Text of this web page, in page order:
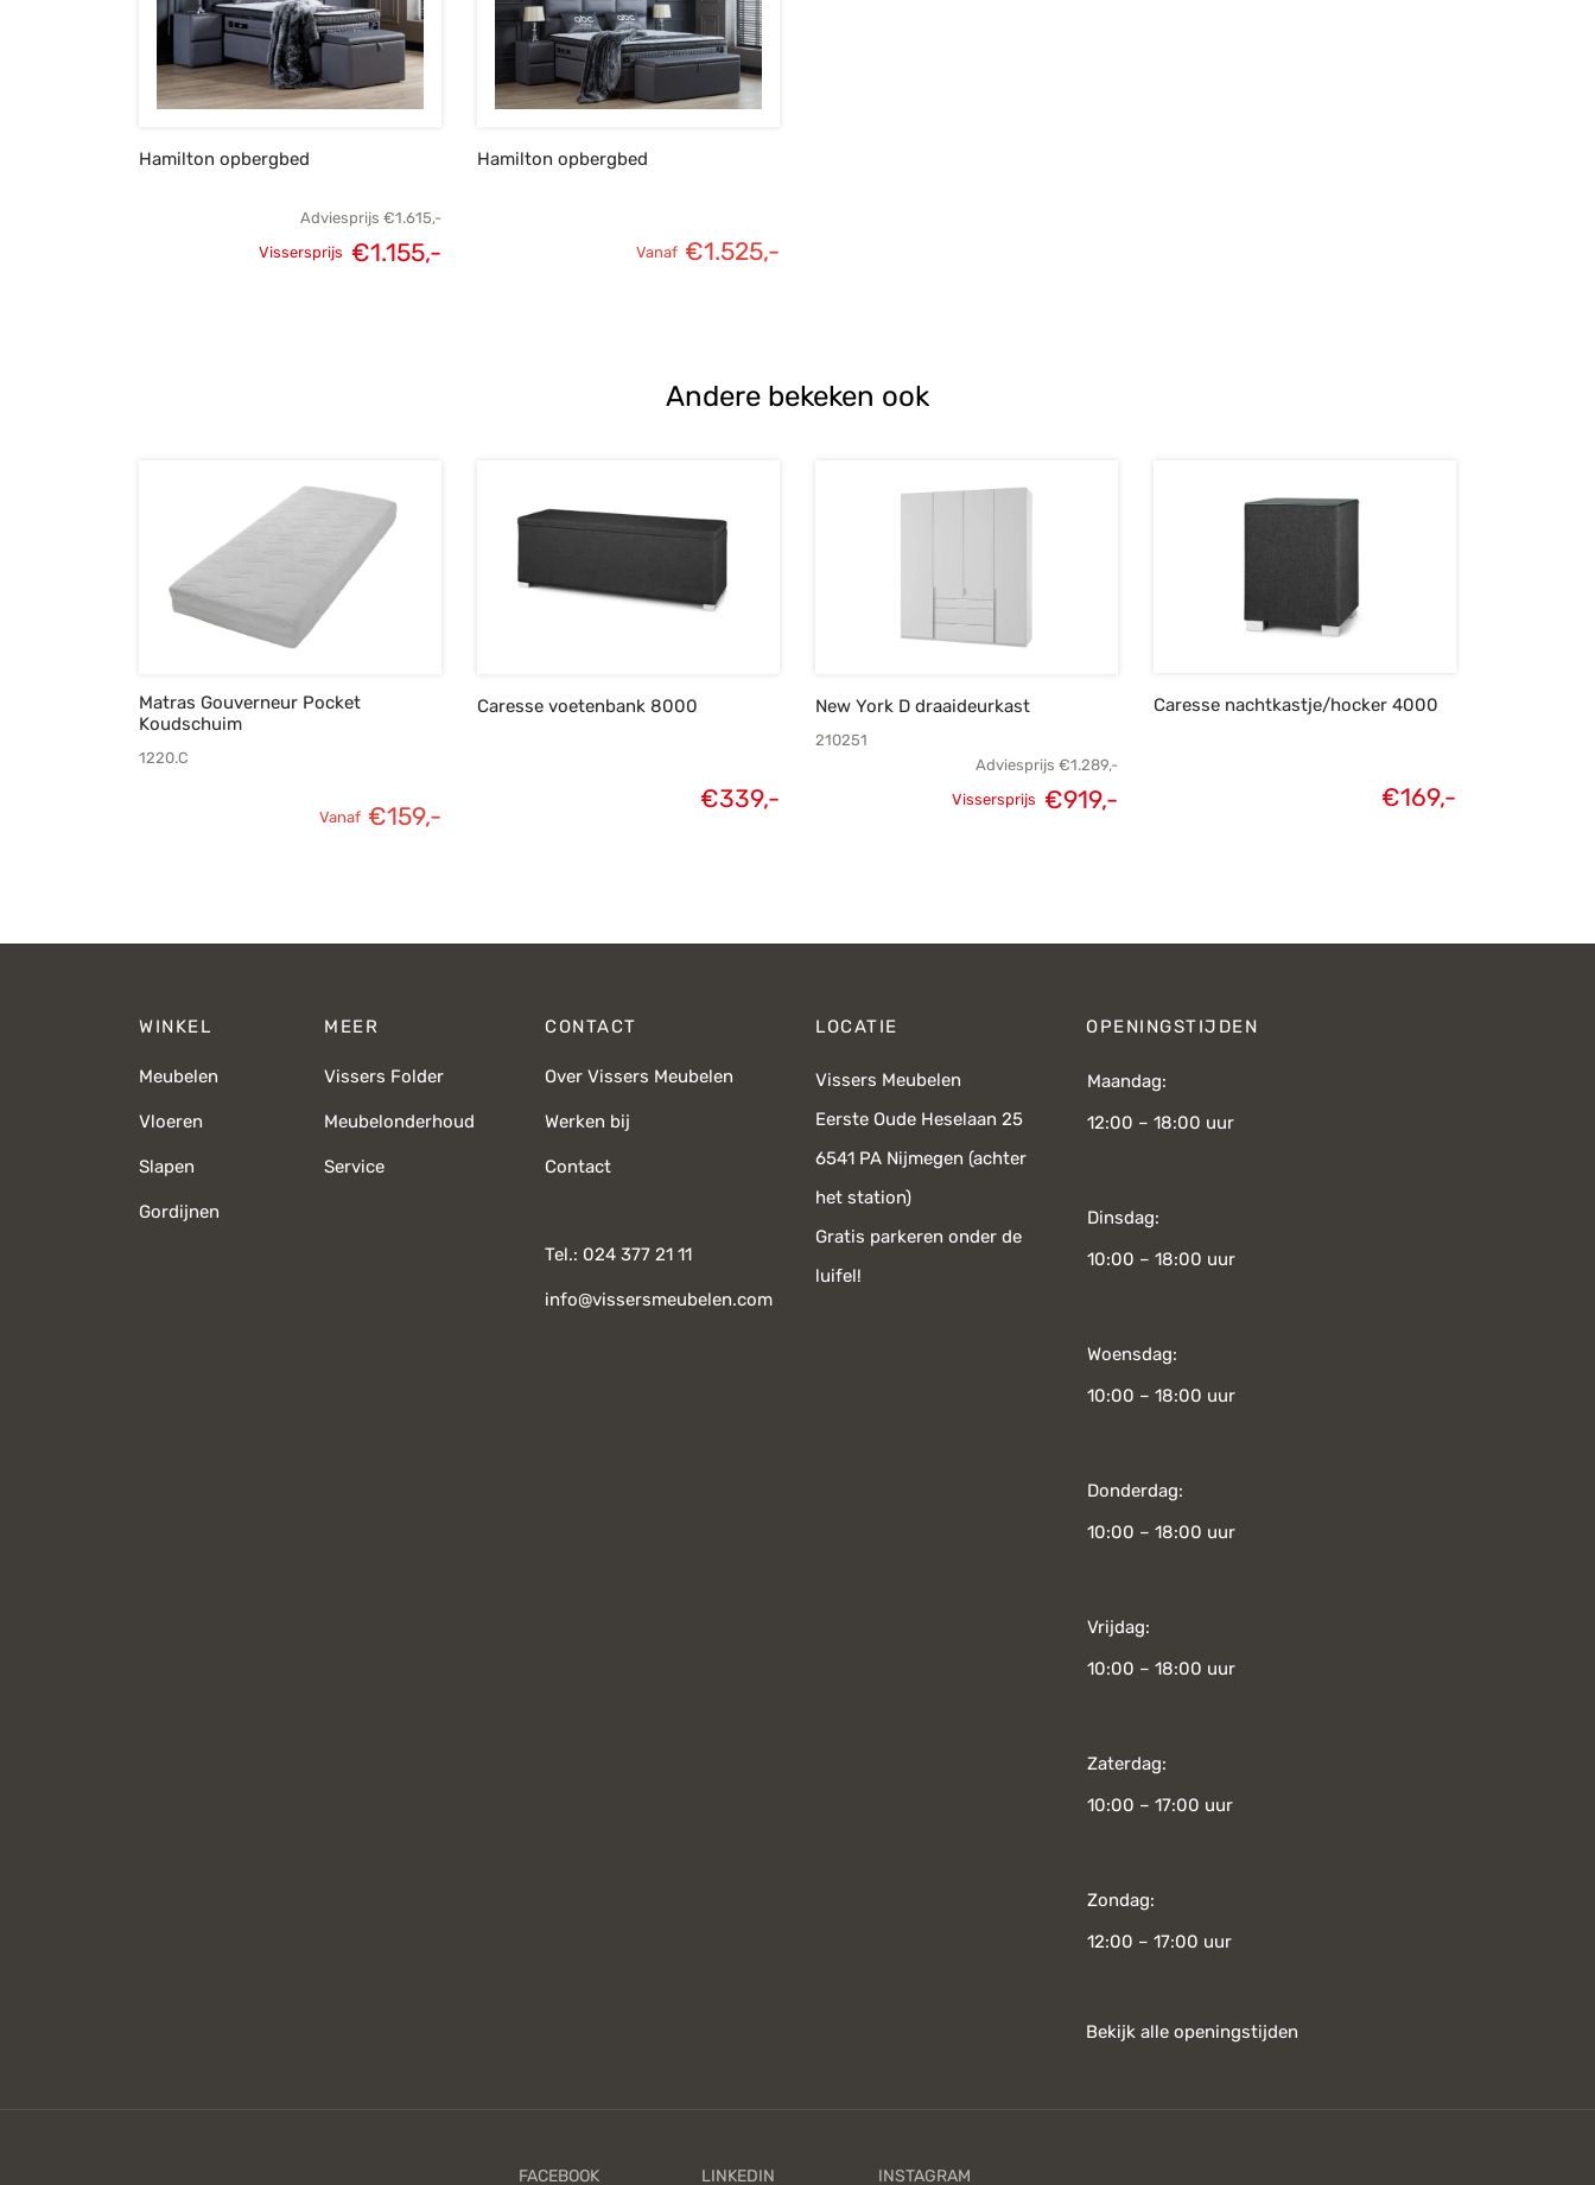
Hamilton opbergbed
Adviesprijs €1.615,-
Vissersprijs €1.155,-
Hamilton opbergbed
Vanaf €1.525,-
Andere bekeken ook
Matras Gouverneur Pocket
Koudschuim
1220.C
Vanaf €159,-
Caresse voetenbank 8000
€339,-
New York D draaideurkast
210251
Adviesprijs €1.289,-
Vissersprijs €919,-
Caresse nachtkastje/hocker 4000
€169,-
WINKEL
Meubelen
Vloeren
Slapen
Gordijnen
MEER
Vissers Folder
Meubelonderhoud
Service
CONTACT
Over Vissers Meubelen
Werken bij
Contact
Tel.: 024 377 21 11
info@vissersmeubelen.com
LOCATIE
Vissers Meubelen
Eerste Oude Heselaan 25
6541 PA Nijmegen (achter
het station)
Gratis parkeren onder de
luifel!
OPENINGSTIJDEN
Maandag:
12:00 – 18:00 uur
Dinsdag:
10:00 – 18:00 uur
Woensdag:
10:00 – 18:00 uur
Donderdag:
10:00 – 18:00 uur
Vrijdag:
10:00 – 18:00 uur
Zaterdag:
10:00 – 17:00 uur
Zondag:
12:00 – 17:00 uur
Bekijk alle openingstijden